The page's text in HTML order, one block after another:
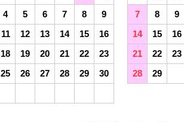
4 5 6 7 8
9
11 12 13 14 15
16
18 19 20 21 22
23
25 26 27 28 29
30
7
8 9
14
15 16
21
22 23
28
29